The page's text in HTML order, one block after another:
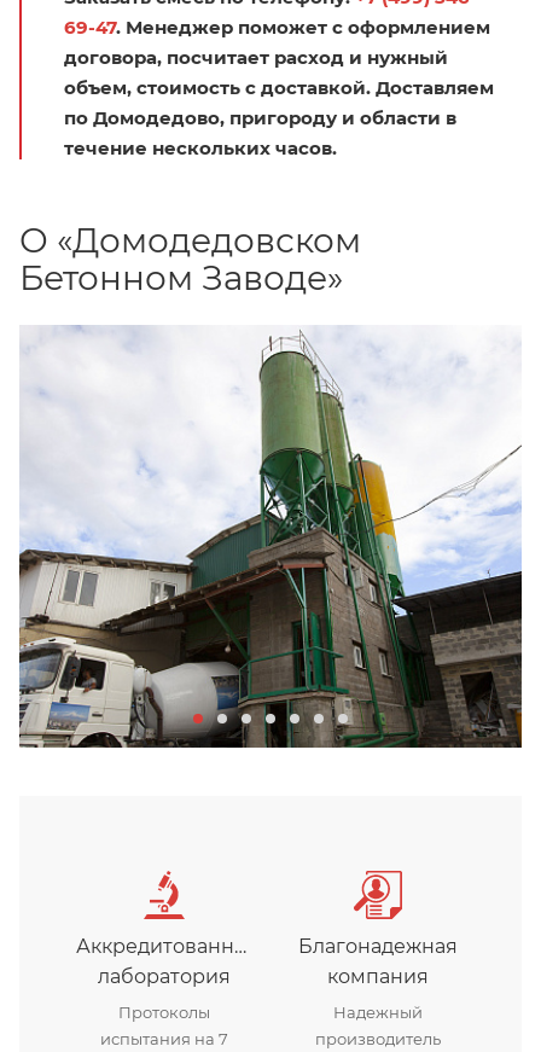
69-47. Менеджер поможет с оформлением
договора, посчитает расход и нужный
объем, стоимость с доставкой. Доставляем
по Домодедово, пригороду и области в
течение нескольких часов.
О «Домодедовском
Бетонном Заводе»
Аккредитованная
лаборатория
Протоколы
испытания на 7
Благонадежная
компания
Надежный
производитель